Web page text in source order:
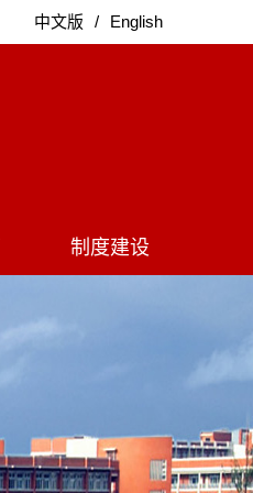
中文版 / English
制度建设